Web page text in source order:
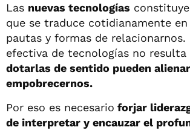
Las nuevas tecnologías
que se traduce cotidianamente en
pautas y formas de relacionarnos.
efectiva de tecnologías no resulta
dotarlas de sentido pueden
empobrecernos.
Por eso es necesario forjar
de interpretar y encauzar el